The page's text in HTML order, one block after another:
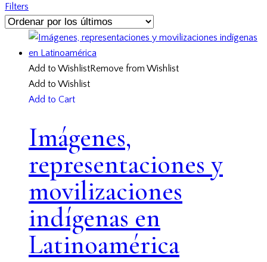
Filters
Add to WishlistRemove from Wishlist
Add to Wishlist
Add to Cart
Imágenes,
representaciones y
movilizaciones
indígenas en
Latinoamérica